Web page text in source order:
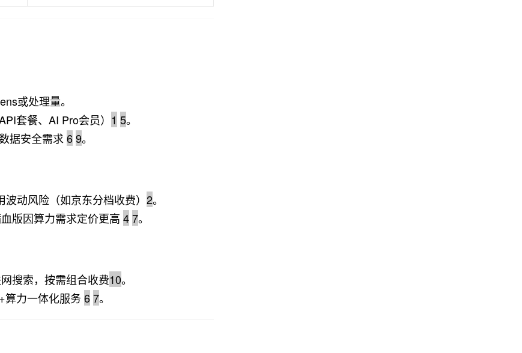
或处理量。
套餐、AI Pro会员） 1 5。
据安全需求 69。
动风险（如京东分档收费） 2。
版因算力需求定价更高 47。
搜索，按需组合收费10。
算力一体化服务 67。